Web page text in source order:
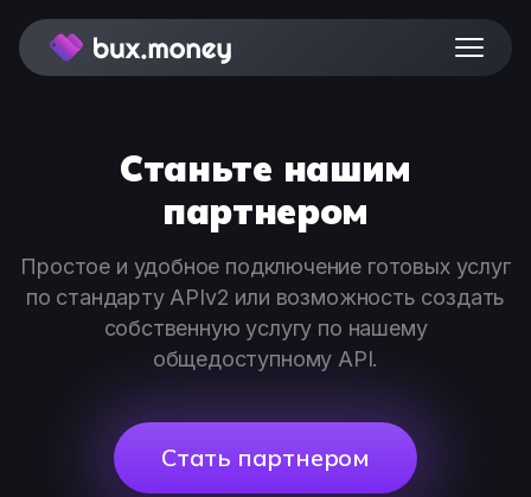
Станьте нашим
партнером
Простое и удобное подключение готовых услуг
по стандарту APIv2 или возможность создать
собственную услугу по нашему
общедоступному API.
Стать партнером